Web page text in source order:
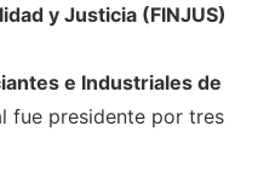
y Justicia (FINJUS)
e Industriales de
fue presidente por tres